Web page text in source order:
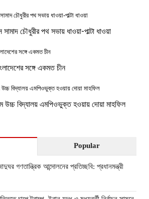
চৌধুরীর পথ সভায় ধাওয়া-পাল্টা ধাওয়া
সঙ্গে একমত চীন
উচ্চ বিদ্যালয় এমপিওভুক্ত হওয়ায় দোয়া মাহফিল
Popular
গণতান্ত্রিক আন্দোলনের প্রতিচ্ছবি: প্রধানমন্ত্রী